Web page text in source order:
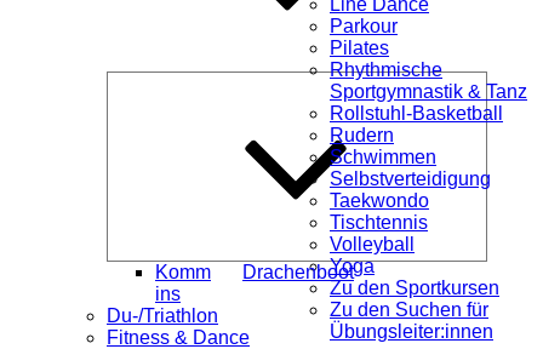
öffnen
Komm
ins
Drachenboot
Du-/Triathlon
Fitness & Dance
Line Dance
Parkour
Pilates
Rhythmische
Sportgymnastik & Tanz
Rollstuhl-Basketball
Rudern
Schwimmen
Selbstverteidigung
Taekwondo
Tischtennis
Volleyball
Yoga
Zu den Sportkursen
Zu den Suchen für
Übungsleiter:innen